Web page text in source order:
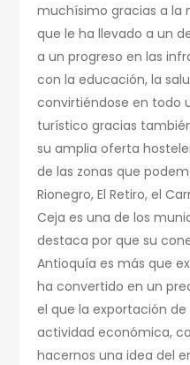
muchísimo gracias a la
que le ha llevado a un
a un progreso en las
con la educación, la
convirtiéndose en todo
turístico gracias
su amplia oferta
de las zonas que
Rionegro, El Retiro, el
Ceja es una de los
destaca por que su
Antioquía es más que
ha convertido en un
el que la exportación
actividad económica,
hacernos una idea del